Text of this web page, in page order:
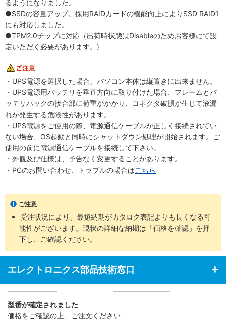
るようになりました。
●SSDの容量アップ。採用RAIDカードの機能向上によりSSD RAID1
にも対応しました。
●TPM2.0チップに対応（出荷時状態はDisableのためお客様にて設
定いただく必要があります。)
・UPS電源を選択した場合、パソコン本体は縦置きに出来ません。
・UPS電源用バッテリを垂直方向に取り付けた場合、フレームとバ
ッテリパックの接合部に荷重がかかり、コネクタ破損が生じて液漏
れが発生する危険性があります。
・UPS電源をご使用の際、電源通信ケーブルが正しく接続されてい
ない場合、OS起動と同時にシャットダウン処理が開始されます。ご
使用の前に電源通信ケーブルを接続して下さい。
・外観及び仕様は、予告なく変更することがあります。
・PCのお問い合わせ、トラブルの場合はこちら
ご注意
受注状況により、最短納期がカタログ表記よりも長くなる可
能性がございます。現状の詳細な納期は「価格を確認」を押
下し、ご確認ください。
エレクトロニクス部品技術窓口
型番が確定されました
価格をご確認の上、ご注文ください